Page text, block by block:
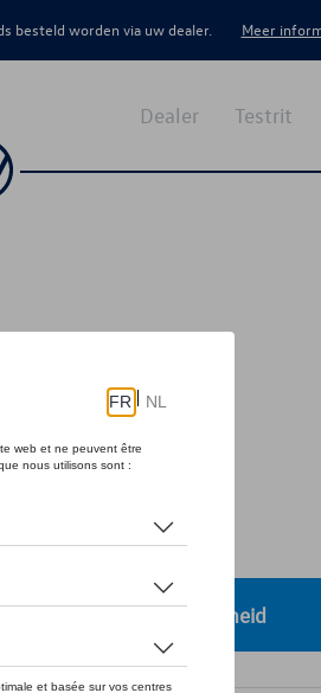
besteld worden via uw dealer. Meer
Testrit
Dealer
dealer voor beschikbaarheid